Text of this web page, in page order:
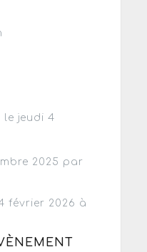
le jeudi 4
2025 par
février 2026 à